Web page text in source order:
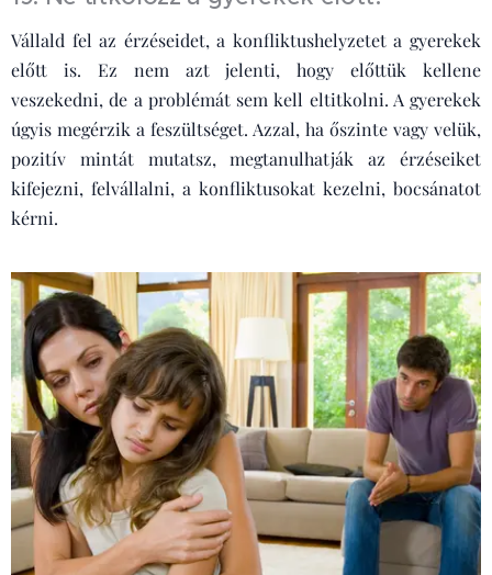
Vállald fel az érzéseidet, a konfliktushelyzetet a gyerekek
előtt is. Ez nem azt jelenti, hogy előttük kellene
veszekedni, de a problémát sem kell eltitkolni. A gyerekek
úgyis megérzik a feszültséget. Azzal, ha őszinte vagy velük,
pozitív mintát mutatsz, megtanulhatják az érzéseiket
kifejezni, felvállalni, a konfliktusokat kezelni, bocsánatot
kérni.